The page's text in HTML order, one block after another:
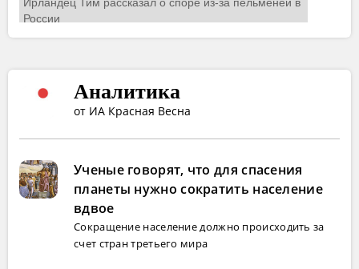
Аналитика
от ИА Красная Весна
Ученые говорят, что для спасения
планеты нужно сократить население
вдвое
Сокращение население должно происходить за
счет стран третьего мира